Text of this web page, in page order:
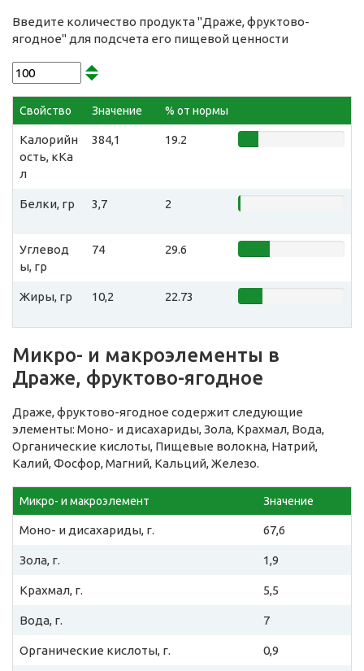
Введите количество продукта "Драже, фруктово-
ягодное" для подсчета его пищевой ценности
Свойство Значение % от нормы
Калорийн
ость, кКа
л
384,1 19.2
Белки, гр 3,7 2
Углевод
ы, гр
74 29.6
Жиры, гр 10,2 22.73
Микро- и макроэлементы в
Драже, фруктово-ягодное
Драже, фруктово-ягодное содержит следующие
элементы: Моно- и дисахариды, Зола, Крахмал, Вода,
Органические кислоты, Пищевые волокна, Натрий,
Калий, Фосфор, Магний, Кальций, Железо.
Микро- и макроэлемент Значение
Моно- и дисахариды, г. 67,6
Зола, г. 1,9
Крахмал, г. 5,5
Вода, г. 7
Органические кислоты, г. 0,9